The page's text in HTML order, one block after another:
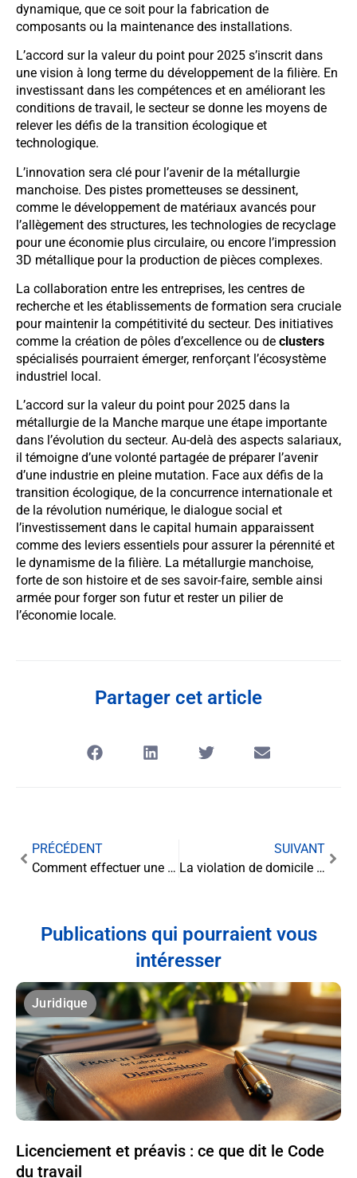
dynamique, que ce soit pour la fabrication de
composants ou la maintenance des installations.
L’accord sur la valeur du point pour 2025 s’inscrit dans
une vision à long terme du développement de la filière. En
investissant dans les compétences et en améliorant les
conditions de travail, le secteur se donne les moyens de
relever les défis de la transition écologique et
technologique.
L’innovation sera clé pour l’avenir de la métallurgie
manchoise. Des pistes prometteuses se dessinent,
comme le développement de matériaux avancés pour
l’allègement des structures, les technologies de recyclage
pour une économie plus circulaire, ou encore l’impression
3D métallique pour la production de pièces complexes.
La collaboration entre les entreprises, les centres de
recherche et les établissements de formation sera cruciale
pour maintenir la compétitivité du secteur. Des initiatives
comme la création de pôles d’excellence ou de clusters
spécialisés pourraient émerger, renforçant l’écosystème
industriel local.
L’accord sur la valeur du point pour 2025 dans la
métallurgie de la Manche marque une étape importante
dans l’évolution du secteur. Au-delà des aspects salariaux,
il témoigne d’une volonté partagée de préparer l’avenir
d’une industrie en pleine mutation. Face aux défis de la
transition écologique, de la concurrence internationale et
de la révolution numérique, le dialogue social et
l’investissement dans le capital humain apparaissent
comme des leviers essentiels pour assurer la pérennité et
le dynamisme de la filière. La métallurgie manchoise,
forte de son histoire et de ses savoir-faire, semble ainsi
armée pour forger son futur et rester un pilier de
l’économie locale.
Partager cet article
PRÉCÉDENT
Comment effectuer une recherche d’entreprise par SIRET ?
SUIVANT
La violation de domicile : comprendre et se protéger face à cette atteinte aux droits fondamentaux
Publications qui pourraient vous
intéresser
Juridique
Licenciement et préavis : ce que dit le Code
du travail